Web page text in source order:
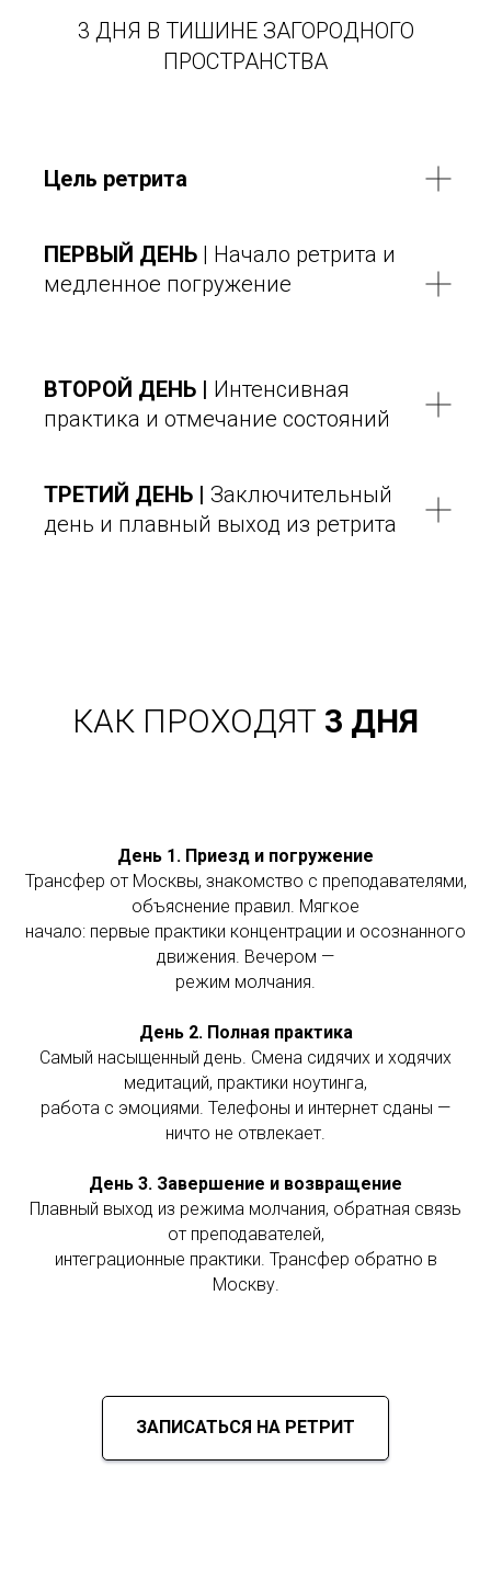
3 ДНЯ В ТИШИНЕ ЗАГОРОДНОГО
ПРОСТРАНСТВА
Цель ретрита
ПЕРВЫЙ ДЕНЬ | Начало ретрита и
медленное погружение
ВТОРОЙ ДЕНЬ | Интенсивная
практика и отмечание состояний
ТРЕТИЙ ДЕНЬ | Заключительный
день и плавный выход из ретрита
КАК ПРОХОДЯТ 3 ДНЯ
День 1. Приезд и погружение
Трансфер от Москвы, знакомство с преподавателями,
объяснение правил. Мягкое
начало: первые практики концентрации и осознанного
движения. Вечером —
режим молчания.
День 2. Полная практика
Самый насыщенный день. Смена сидячих и ходячих
медитаций, практики ноутинга,
работа с эмоциями. Телефоны и интернет сданы —
ничто не отвлекает.
День 3. Завершение и возвращение
Плавный выход из режима молчания, обратная связь
от преподавателей,
интеграционные практики. Трансфер обратно в
Москву.
ЗАПИСАТЬСЯ НА РЕТРИТ